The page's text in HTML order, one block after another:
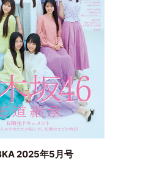
2025年5月号